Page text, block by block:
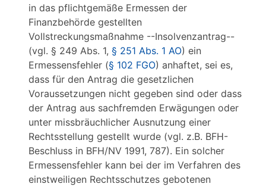
in das pflichtgemäße Ermessen der
Finanzbehörde gestellten
Vollstreckungsmaßnahme --Insolvenzantrag--
(vgl. § 249 Abs. 1, § 251 Abs. 1 AO) ein
Ermessensfehler (§ 102 FGO) anhaftet, sei es,
dass für den Antrag die gesetzlichen
Voraussetzungen nicht gegeben sind oder dass
der Antrag aus sachfremden Erwägungen oder
unter missbräuchlicher Ausnutzung einer
Rechtsstellung gestellt wurde (vgl. z.B. BFH-
Beschluss in BFH/NV 1991, 787). Ein solcher
Ermessensfehler kann bei der im Verfahren des
einstweiligen Rechtsschutzes gebotenen